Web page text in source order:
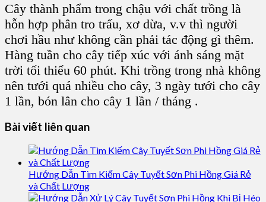
Cây thành phẩm trong chậu với chất trồng là
hỗn hợp phân tro trấu, xơ dừa, v.v thì người
chơi hầu như không cần phải tác động gì thêm.
Hàng tuần cho cây tiếp xúc với ánh sáng mặt
trời tối thiểu 60 phút. Khi trồng trong nhà không
nên tưới quá nhiều cho cây, 3 ngày tưới cho cây
1 lần, bón lân cho cây 1 lần / tháng .
Bài viết liên quan
Hướng Dẫn Tìm Kiếm Cây Tuyết Sơn Phi Hồng Giá Rẻ
và Chất Lượng